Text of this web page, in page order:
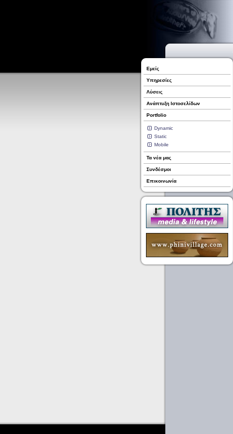
Εμείς
Υπηρεσίες
Λύσεις
Ανάπτυξη Ιστοσελίδων
Portfolio
Dynamic
Static
Mobile
Τα νέα μας
Συνδέσμοι
Επικοινωνία